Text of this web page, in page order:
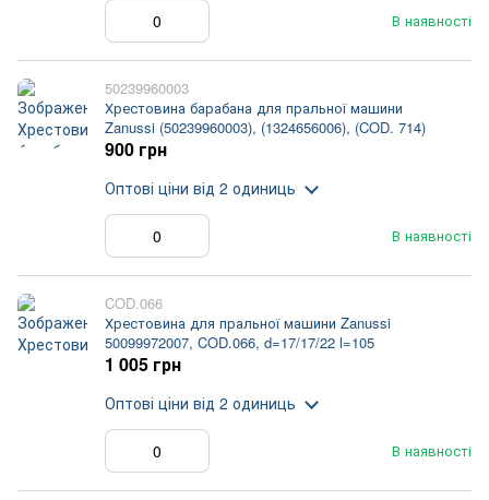
В наявності
50239960003
Хрестовина барабана для пральної машини
Zanussi (50239960003), (1324656006), (COD. 714)
В наявності
900 грн
Оптові ціни від 2 одиниць
COD.066
Хрестовина для пральної машини Zanussi
50099972007, COD.066, d=17/17/22 l=105
В наявності
1 005 грн
Оптові ціни від 2 одиниць